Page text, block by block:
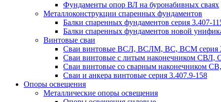
Фундаменты опор ВЛ на буронабивных сваях
Металлоконструкции спаренных фундаментов
Балки спаренных фундаментов серия 3.407-
Балки спаренных фундаментов новой
Винтовые сваи
Сваи винтовые ВСЛ, ВСЛМ, ВС, ВСМ серия
Сваи винтовые с литым наконечником
Сваи винтовые со сварным наконечником
Сваи и анкера винтовые серия 3.407.9-158
Опоры освещения
Металлические опоры освещения